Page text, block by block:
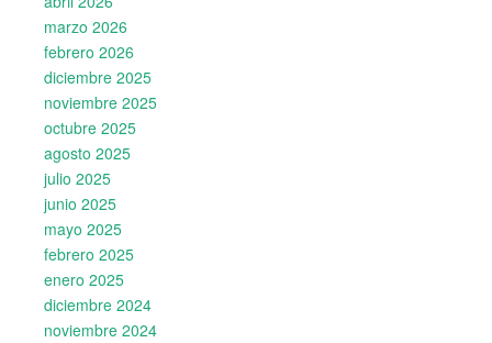
marzo 2026
febrero 2026
diciembre 2025
noviembre 2025
octubre 2025
agosto 2025
julio 2025
junio 2025
mayo 2025
febrero 2025
enero 2025
diciembre 2024
noviembre 2024